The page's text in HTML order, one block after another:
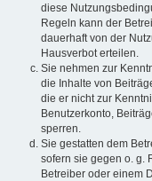
diese
Regeln kann der
dauerhaft von der
Hausverbot erteilen.
Sie nehmen zur
die Inhalte von
die er nicht zur
Benutzerkonto,
sperren.
Sie gestatten dem
sofern sie gegen o. g.
Betreiber oder einem